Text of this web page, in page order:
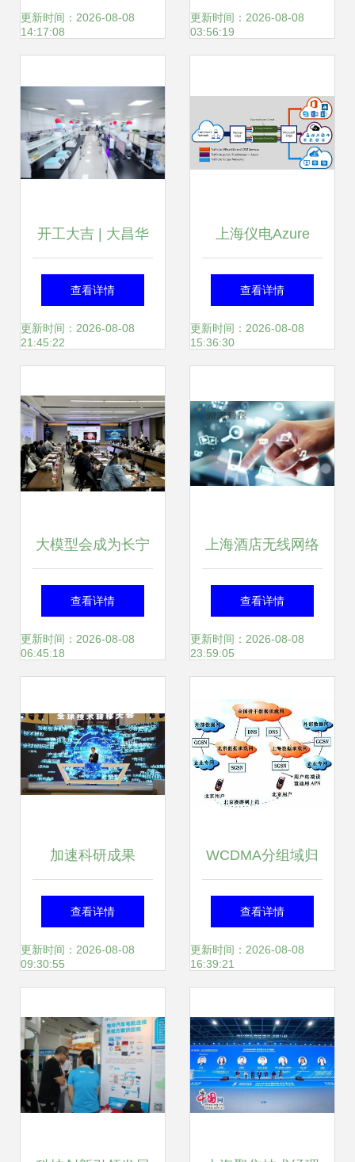
落子松江
更新时间：2026-08-08
14:17:08
园融合网络
更新时间：2026-08-08
03:56:19
开工大吉 | 大昌华
嘉科学仪器正式开
工啦!
查看详情
更新时间：2026-08-08
21:45:22
上海仪电Azure
Stack技术深入浅
出系列2 Azure
QoS保证的网络联
通实现方法与对比
查看详情
更新时间：2026-08-08
15:36:30
大模型会成为长宁
未来产业的新风口
吗？2023年首
谷”CTOU联盟活动
上，他们这样
查看详情
更新时间：2026-08-08
06:45:18
上海酒店无线网络
覆盖技术全面解析
查看详情
更新时间：2026-08-08
23:59:05
加速科研成果
由“纸”变“钱” 上海
技术交易所今日开
查看详情
更新时间：2026-08-08
09:30:55
WCDMA分组域归
属地接入实现方案
探讨 以上海网络技
查看详情
更新时间：2026-08-08
16:39:21